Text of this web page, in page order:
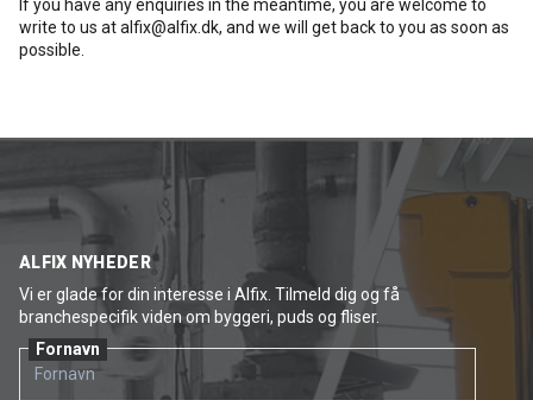
If you have any enquiries in the meantime, you are welcome to
write to us at alfix@alfix.dk, and we will get back to you as soon as
possible.
ALFIX NYHEDER
Vi er glade for din interesse i Alfix. Tilmeld dig og få
branchespecifik viden om byggeri, puds og fliser.
Fornavn